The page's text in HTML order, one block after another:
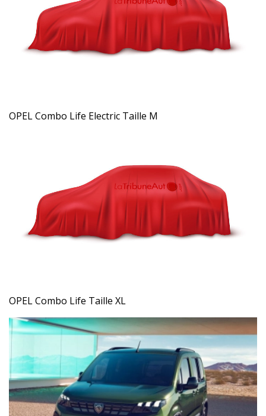
OPEL Combo Life Electric Taille M
OPEL Combo Life Taille XL